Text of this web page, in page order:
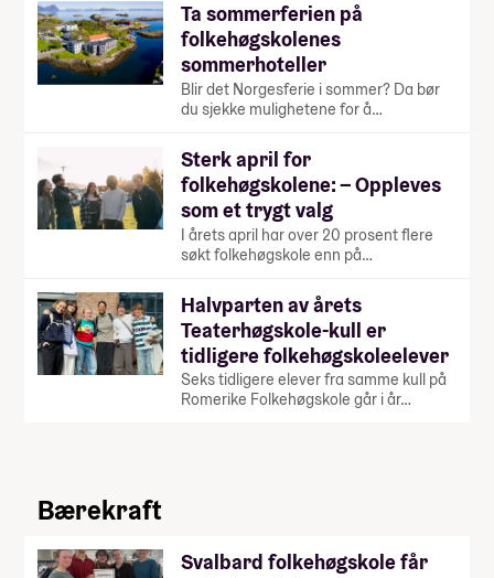
Ta sommerferien på
folkehøgskolenes
sommerhoteller
Blir det Norgesferie i sommer? Da bør
du sjekke mulighetene for å…
Sterk april for
folkehøgskolene: – Oppleves
som et trygt valg
I årets april har over 20 prosent flere
søkt folkehøgskole enn på…
Halvparten av årets
Teaterhøgskole-kull er
tidligere folkehøgskoleelever
Seks tidligere elever fra samme kull på
Romerike Folkehøgskole går i år…
Bærekraft
Svalbard folkehøgskole får